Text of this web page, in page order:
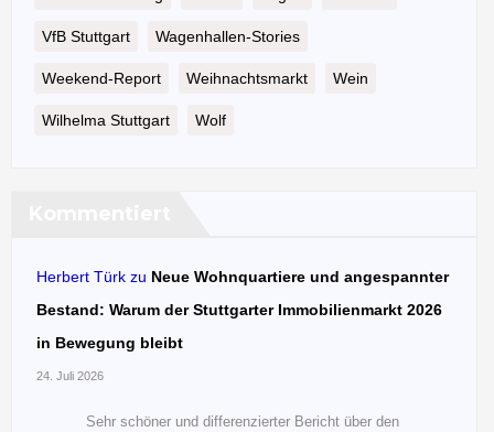
VfB Stuttgart Wagenhallen-Stories
Weekend-Report Weihnachtsmarkt Wein
Wilhelma Stuttgart Wolf
Herbert Türk zu Neue Wohnquartiere und angespannter
Bestand: Warum der Stuttgarter Immobilienmarkt 2026
in Bewegung bleibt
24. Juli 2026
Sehr schöner und differenzierter Bericht über den